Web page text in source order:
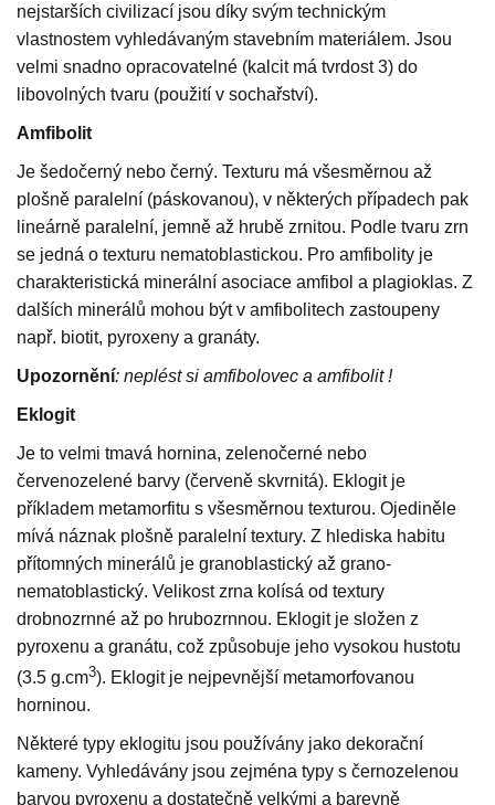
nejstarších civilizací jsou díky svým technickým
vlastnostem vyhledávaným stavebním materiálem. Jsou
velmi snadno opracovatelné (kalcit má tvrdost 3) do
libovolných tvaru (použití v sochařství).
Amfibolit
Je šedočerný nebo černý. Texturu má všesměrnou až
plošně paralelní (páskovanou), v některých případech pak
lineárně paralelní, jemně až hrubě zrnitou. Podle tvaru zrn
se jedná o texturu nematoblastickou. Pro amfibolity je
charakteristická minerální asociace amfibol a plagioklas. Z
dalších minerálů mohou být v amfibolitech zastoupeny
např. biotit, pyroxeny a granáty.
Upozornění: neplést si amfibolovec a amfibolit !
Eklogit
Je to velmi tmavá hornina, zelenočerné nebo
červenozelené barvy (červeně skvrnitá). Eklogit je
příkladem metamorfitu s všesměrnou texturou. Ojediněle
mívá náznak plošně paralelní textury. Z hlediska habitu
přítomných minerálů je granoblastický až grano-
nematoblastický. Velikost zrna kolísá od textury
drobnozrnné až po hrubozrnnou. Eklogit je složen z
pyroxenu a granátu, což způsobuje jeho vysokou hustotu
(3.5 g.cm3). Eklogit je nejpevnější metamorfovanou
horninou.
Některé typy eklogitu jsou používány jako dekorační
kameny. Vyhledávány jsou zejména typy s černozelenou
barvou pyroxenu a dostatečně velkými a barevně